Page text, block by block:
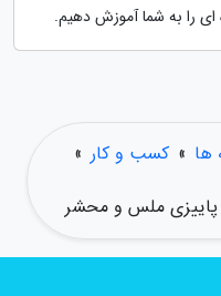
را به شما آموزش دهیم.
ها » کسب و کار »
پاییزی ملس و محشر